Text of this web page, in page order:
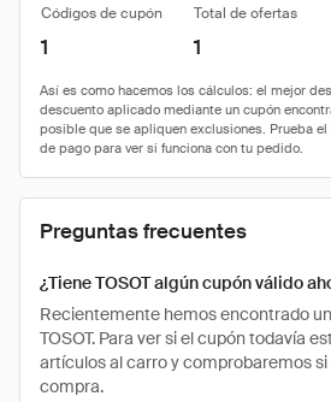
Códigos de cupón Total de ofertas
1 1
Preguntas frecuentes
¿Tiene TOSOT algún cupón válido
Recientemente hemos encontrado
TOSOT. Para ver si el cupón todavía
artículos al carro y comprobaremos
compra.